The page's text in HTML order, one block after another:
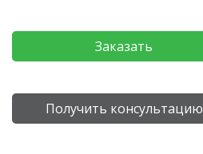
Заказать
Получить консультацию